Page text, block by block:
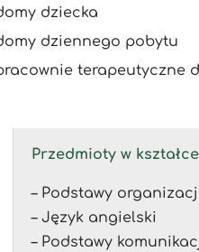
dziecka
dziennego pobytu
terapeutyczne
Przedmioty w
– Podstawy
– Język angielski
– Podstawy